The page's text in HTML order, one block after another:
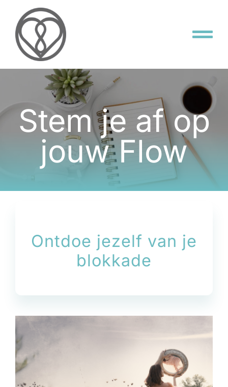
content
Flow Home
Aanbod
Masterclass
Stem je af op
jouw Flow
Ontdoe jezelf van je
blokkade